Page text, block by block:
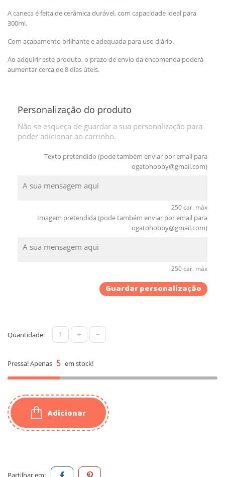
A caneca é feita de cerâmica durável, com capacidade ideal para
300ml.
Com acabamento brilhante e adequada para uso diário.
Ao adquirir este produto, o prazo de envio da encomenda poderá
aumentar cerca de 8 dias úteis.
Personalização do produto
Não se esqueça de guardar a sua personalização para
poder adicionar ao carrinho.
Texto pretendido (pode também enviar por email para
ogatohobby@gmail.com)
250 car. máx
Imagem pretendida (pode também enviar por email para
ogatohobby@gmail.com)
250 car. máx
Guardar personalização
Quantidade: + -
Pressa! Apenas 5 em stock!
Adicionar
Partilhar em: